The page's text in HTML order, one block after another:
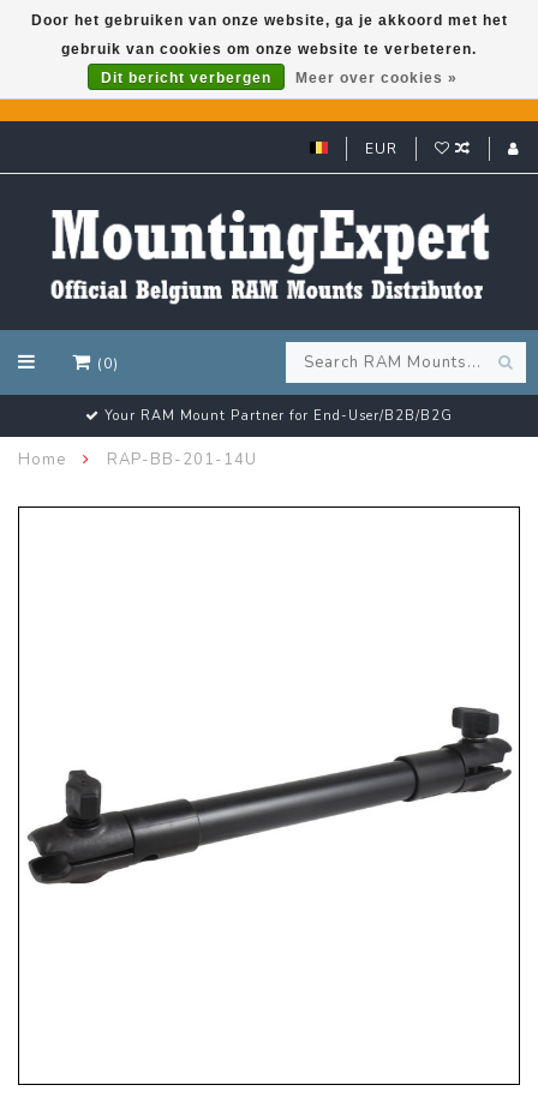
GARMIN GPS met een superkorting tot 50%? Klik hier!
EUR
(0)
Your RAM Mount Partner for End-User/B2B/B2G
Home RAP-BB-201-14U
Door het gebruiken van onze website, ga je akkoord met het
gebruik van cookies om onze website te verbeteren.
Dit bericht verbergen
Meer over cookies »